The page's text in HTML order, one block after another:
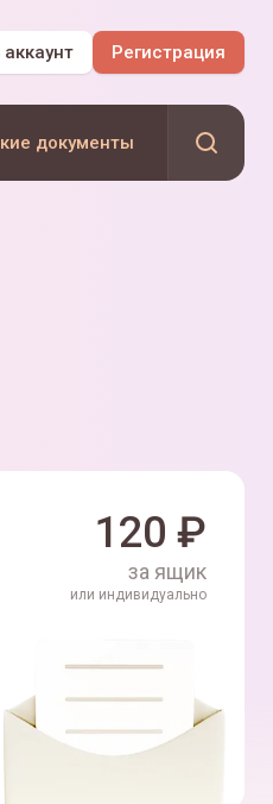
аккаунт Регистрация
документы
120 ₽
за ящик
или индивидуально